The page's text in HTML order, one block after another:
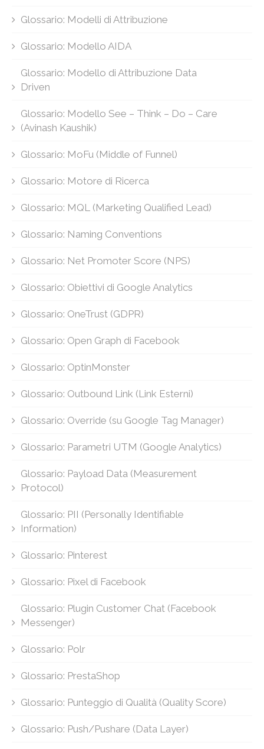
Glossario: Modelli di Attribuzione
Glossario: Modello AIDA
Glossario: Modello di Attribuzione Data
Driven
Glossario: Modello See – Think – Do – Care
(Avinash Kaushik)
Glossario: MoFu (Middle of Funnel)
Glossario: Motore di Ricerca
Glossario: MQL (Marketing Qualified Lead)
Glossario: Naming Conventions
Glossario: Net Promoter Score (NPS)
Glossario: Obiettivi di Google Analytics
Glossario: OneTrust (GDPR)
Glossario: Open Graph di Facebook
Glossario: OptinMonster
Glossario: Outbound Link (Link Esterni)
Glossario: Override (su Google Tag Manager)
Glossario: Parametri UTM (Google Analytics)
Glossario: Payload Data (Measurement
Protocol)
Glossario: PII (Personally Identifiable
Information)
Glossario: Pinterest
Glossario: Pixel di Facebook
Glossario: Plugin Customer Chat (Facebook
Messenger)
Glossario: Polr
Glossario: PrestaShop
Glossario: Punteggio di Qualità (Quality Score)
Glossario: Push/Pushare (Data Layer)